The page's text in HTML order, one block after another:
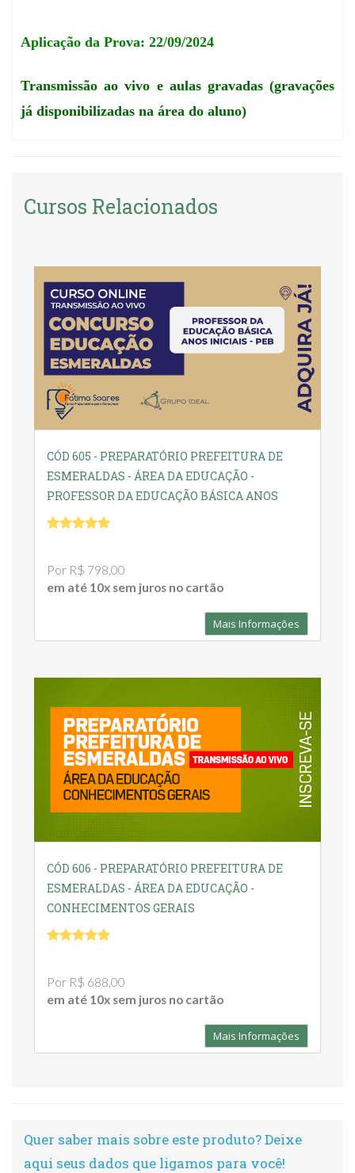
Aplicação da Prova: 22/09/2024
Transmissão ao vivo e aulas gravadas (gravações
já disponibilizadas na área do aluno)
Cursos Relacionados
CÓD 605 - PREPARATÓRIO PREFEITURA DE
ESMERALDAS - ÁREA DA EDUCAÇÃO -
PROFESSOR DA EDUCAÇÃO BÁSICA ANOS
INICIAIS - PEB
Por R$ 798,00
em até 10x sem juros no cartão
Mais Informações
CÓD 606 - PREPARATÓRIO PREFEITURA DE
ESMERALDAS - ÁREA DA EDUCAÇÃO -
CONHECIMENTOS GERAIS
Por R$ 688,00
em até 10x sem juros no cartão
Mais Informações
Quer saber mais sobre este produto? Deixe
aqui seus dados que ligamos para você!